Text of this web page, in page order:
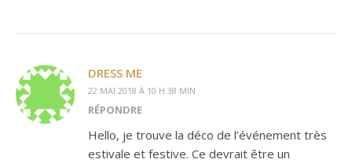
DRESS ME
22 MAI 2018 À 10 H 38 MIN
RÉPONDRE
Hello, je trouve la déco de l’événement très
estivale et festive. Ce devrait être un